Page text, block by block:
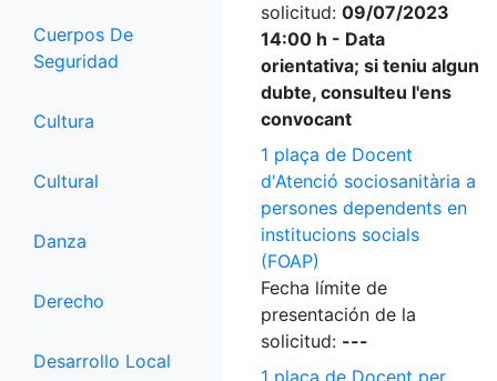
Cuerpos De
Seguridad
Cultura
Cultural
Danza
Derecho
Desarrollo Local
solicitud: 09/07/2023
14:00 h - Data
orientativa; si teniu algun
dubte, consulteu l'ens
convocant
1 plaça de Docent
d'Atenció sociosanitària a
persones dependents en
institucions socials
(FOAP)
Fecha límite de
presentación de la
solicitud: ---
1 plaça de Docent per